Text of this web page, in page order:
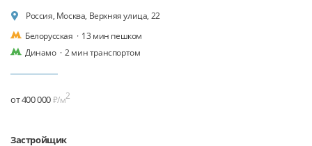
Россия, Москва, Верхняя улица, 22
Белорусская · 13 мин пешком
Динамо · 2 мин транспортом
от 400 000₽/м2
Застройщик